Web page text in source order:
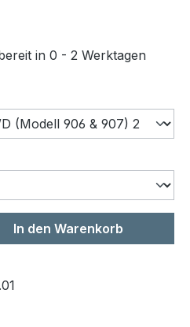
in 0 - 2 Werktagen
den
In den Warenkorb